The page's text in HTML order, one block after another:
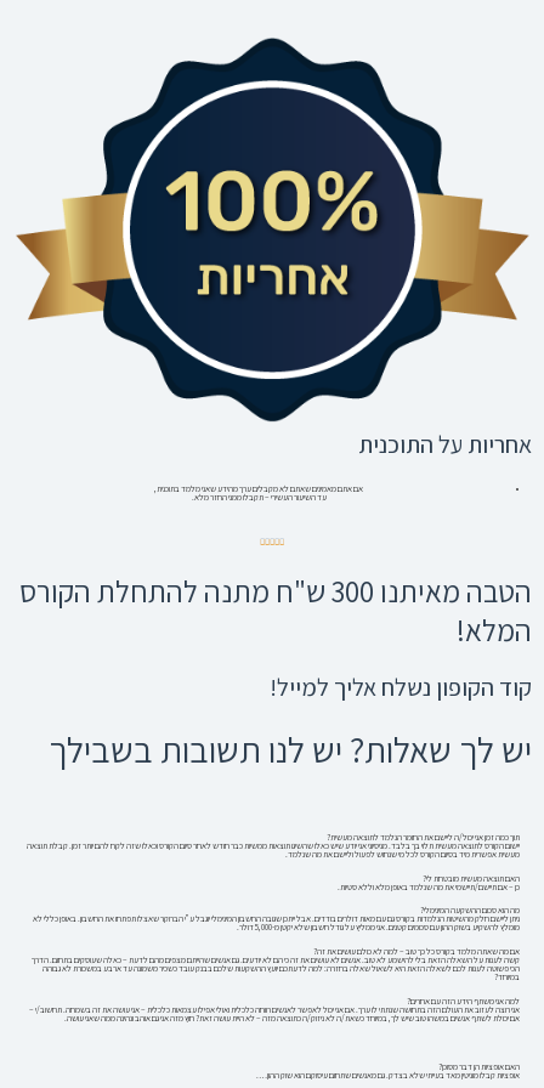
אחריות על התוכנית
אם אתם מאמינים שאתם לא מקבלים ערך מהידע שאני מלמד בתוכנית,
עד השיעור העשירי – תקבלו ממני החזר מלא.





4.88/5
הטבה מאיתנו 300 ש"ח מתנה
להתחלת הקורס
המלא!
קוד הקופון נשלח אליך למייל!
יש לך שאלות? יש לנו תשובות בשבילך
תוך כמה זמן אני יכול/ה ליישם את החומר הנלמד לתוצאה מעשית?
יישום הקורס לתוצאה מעשית תלוי בך בלבד. מניסיוני אני יודע שיש כאלו שהשיגו תוצאות ממשיות כבר חודש לאחר סיום הקורס וכאלו שזה לקח להם יותר זמן. קבלת תוצאה
מעשית אפשרית מיד בסיום הקורס לכל מי שנחוש לפעול וליישם את מה שנלמד.
האם תוצאה מעשית מובטחת לי?
כן – אם תיישם/תיישמי את מה שנלמד באופן מלא וללא סטיות.
מה הוא סכום ההשקעה המינימלי?
ניתן ליישם חלק מהשיטות הנלמדות בקורס גם עם מאות דולרים בודדים. אבל ייתכן שגובה החשבון המינימלי יוגבל ע”י הברוקר שאצלו תפתחו את החשבון. באופן כללי לא
מומלץ להשקיע בשוק ההון עם סכומים קטנים. אני ממליץ על גודל חשבון שלא יקטן מ-5,000 דולר.
אם מה שאתה מלמד בקורס כל כך טוב – למה לא כולם עושים את זה?
קשה לענות על השאלה הזאת בלי להישמע לא טוב. אנשים לא עושים את זה כי הם לא יודעים. גם אנשים שהייתם מצפים מהם לדעת – כאלה שעוסקים בתחום. הדרך
הכי פשוטה לענות לכם לשאלה הזאת היא לשאול שאלה בחזרה: למה לדעתכם יועץ ההשקעות שלכם בבנק עובד כשכיר משמונה עד ארבע במשכורת לא גבוהה
במיוחד?
למה אני משתף הידע הזה עם אחרים?
אני רוצה לעזוב את העולם הזה בתחושה שנתתי לו ערך. אם אני יכול לאפשר לאנשים רווחה כלכלית ואולי אפילו עצמאות כלכלית – אני עושה את זה בשמחה. תחשוב/י –
אם יכולת לשתף אנשים במשהו טוב שיש לך, במיוחד כשאת/ה לא ניזוק/ה כתוצאה מזה – לא היית עושה זאת? חוץ מזה אני גם אוהב ונהינה ממה שאני עושה.
האם אופציות הן דבר מסוכן?
אופציות קבלו מוניטין מאד בעייתי שלא בצדק. גם מאנשים שתחום עיסוקם הוא שוק ההון….